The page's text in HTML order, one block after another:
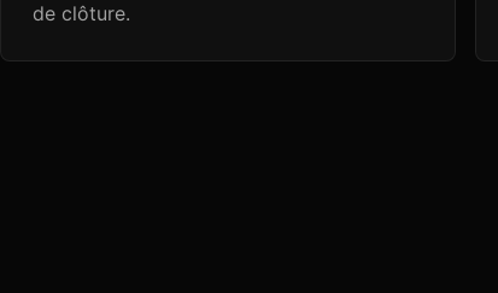
de clôture.